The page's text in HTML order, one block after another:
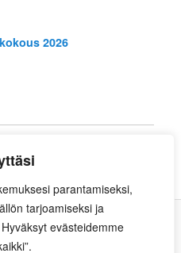
parantamiseksi,
tarjoamiseksi ja
evästeidemme
2026